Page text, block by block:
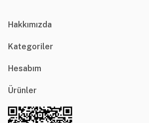
Hakkımızda
Kategoriler
Hesabım
Ürünler